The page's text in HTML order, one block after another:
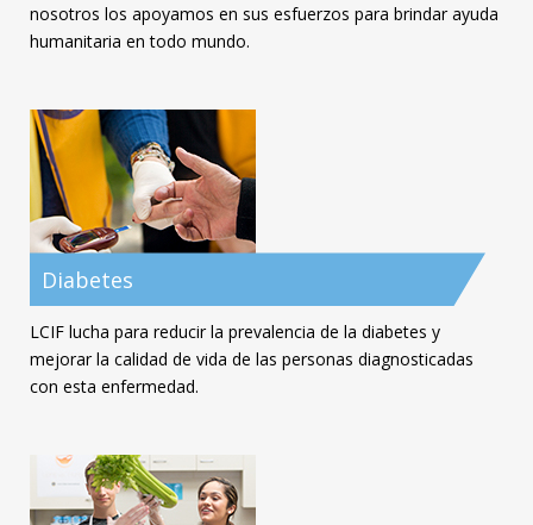
nosotros los apoyamos en sus esfuerzos para brindar ayuda
humanitaria en todo mundo.
Diabetes
LCIF lucha para reducir la prevalencia de la diabetes y
mejorar la calidad de vida de las personas diagnosticadas
con esta enfermedad.